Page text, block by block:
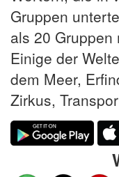
Gruppen
als 20 Gruppen
Einige der
dem Meer,
Zirkus,